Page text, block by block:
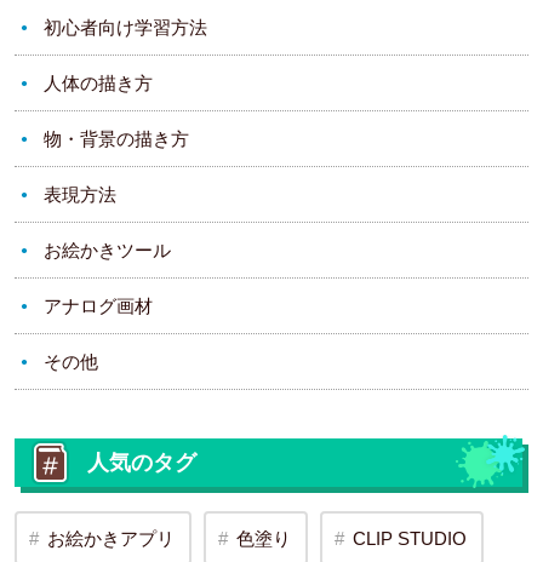
初心者向け学習方法
人体の描き方
物・背景の描き方
表現方法
お絵かきツール
アナログ画材
その他
人気のタグ
お絵かきアプリ 色塗り CLIP STUDIO